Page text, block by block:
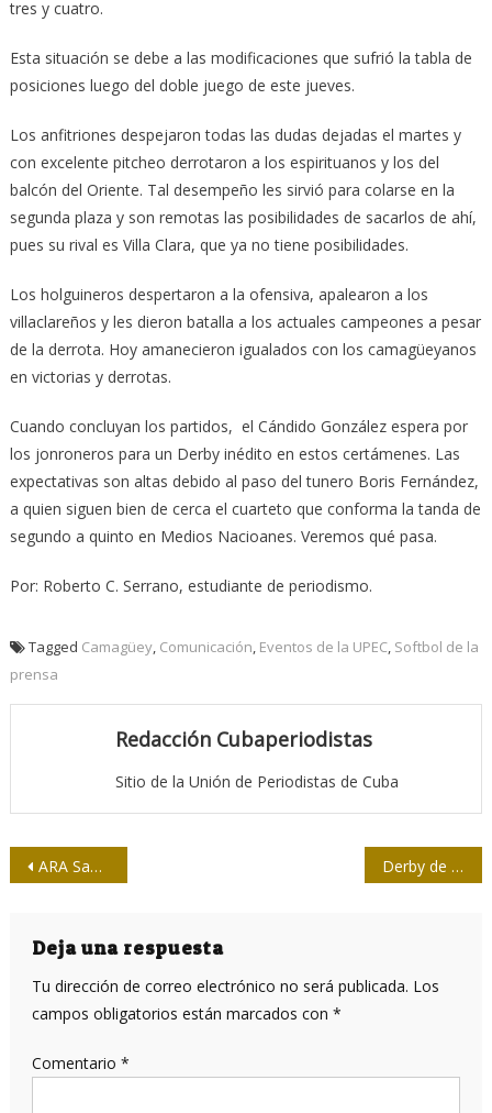
tres y cuatro.
Esta situación se debe a las modificaciones que sufrió la tabla de
posiciones luego del doble juego de este jueves.
Los anfitriones despejaron todas las dudas dejadas el martes y
con excelente pitcheo derrotaron a los espirituanos y los del
balcón del Oriente. Tal desempeño les sirvió para colarse en la
segunda plaza y son remotas las posibilidades de sacarlos de ahí,
pues su rival es Villa Clara, que ya no tiene posibilidades.
Los holguineros despertaron a la ofensiva, apalearon a los
villaclareños y les dieron batalla a los actuales campeones a pesar
de la derrota. Hoy amanecieron igualados con los camagüeyanos
en victorias y derrotas.
Cuando concluyan los partidos, el Cándido González espera por
los jonroneros para un Derby inédito en estos certámenes. Las
expectativas son altas debido al paso del tunero Boris Fernández,
a quien siguen bien de cerca el cuarteto que conforma la tanda de
segundo a quinto en Medios Nacioanes. Veremos qué pasa.
Por: Roberto C. Serrano, estudiante de periodismo.
Tagged Camagüey, Comunicación, Eventos de la UPEC, Softbol de la
prensa
Redacción Cubaperiodistas
Sitio de la Unión de Periodistas de Cuba
Navegación
entradas
ARA San Juan: El pueblo quiere saber Derby de jonrones, novedad en softbol de la prensa
Deja una respuesta
Tu dirección de correo electrónico no será publicada. Los
campos obligatorios están marcados con *
Comentario *